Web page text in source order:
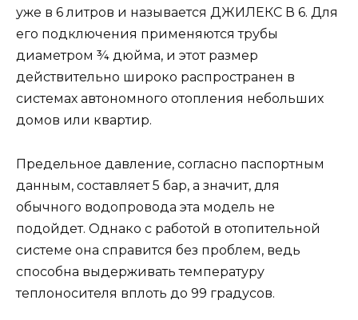
уже в 6 литров и называется ДЖИЛЕКС В 6. Для
его подключения применяются трубы
диаметром ¾ дюйма, и этот размер
действительно широко распространен в
системах автономного отопления небольших
домов или квартир.
Предельное давление, согласно паспортным
данным, составляет 5 бар, а значит, для
обычного водопровода эта модель не
подойдет. Однако с работой в отопительной
системе она справится без проблем, ведь
способна выдерживать температуру
теплоносителя вплоть до 99 градусов.